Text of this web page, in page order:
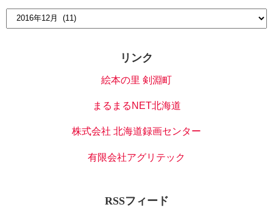
リンク
絵本の里 剣淵町
まるまるNET北海道
株式会社 北海道録画センター
有限会社アグリテック
RSSフィード